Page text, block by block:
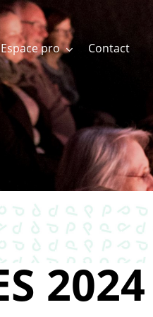
Espace pro Contact
2024